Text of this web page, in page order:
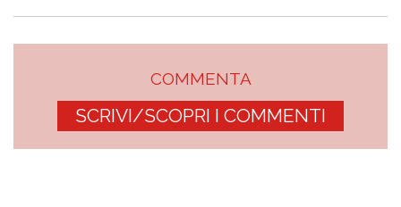
COMMENTA
SCRIVI/SCOPRI I COMMENTI